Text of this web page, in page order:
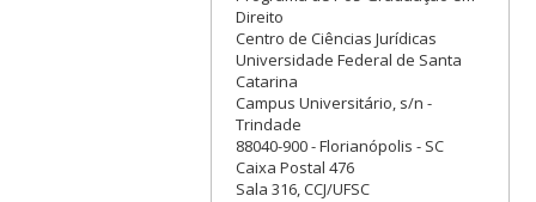
Direito
Centro de Ciências Jurídicas
Universidade Federal de Santa
Catarina
Campus Universitário, s/n -
Trindade
88040-900 - Florianópolis - SC
Caixa Postal 476
Sala 316, CCJ/UFSC